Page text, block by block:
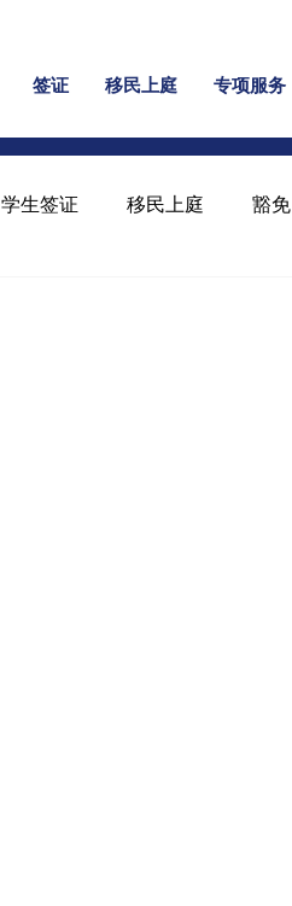
签证 移民上庭 专项服务
学生签证 移民上庭 豁免